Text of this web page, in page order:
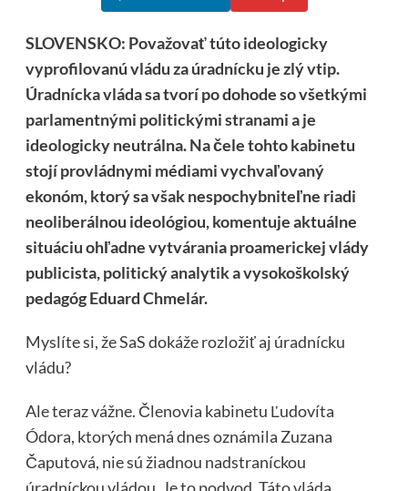
SLOVENSKO: Považovať túto ideologicky
vyprofilovanú vládu za úradnícku je zlý vtip.
Úradnícka vláda sa tvorí po dohode so všetkými
parlamentnými politickými stranami a je
ideologicky neutrálna. Na čele tohto kabinetu
stojí provládnymi médiami vychvaľovaný
ekonóm, ktorý sa však nespochybniteľne riadi
neoliberálnou ideológiou, komentuje aktuálne
situáciu ohľadne vytvárania proamerickej vlády
publicista, politický analytik a vysokoškolský
pedagóg Eduard Chmelár.
Myslíte si, že SaS dokáže rozložiť aj úradnícku
vládu?
Ale teraz vážne. Členovia kabinetu Ľudovíta
Ódora, ktorých mená dnes oznámila Zuzana
Čaputová, nie sú žiadnou nadstraníckou